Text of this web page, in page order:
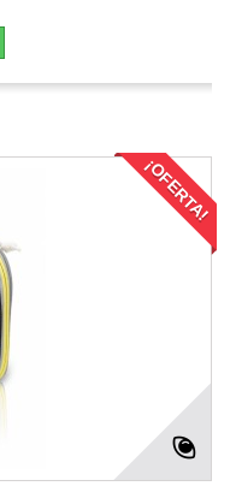
¡OFERTA!